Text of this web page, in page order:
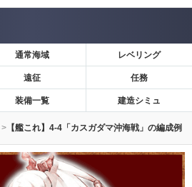
通常海域 レベリング
遠征 任務
装備一覧 建造シミュ
【艦これ】4-4「カスガダマ沖海戦」の編成例